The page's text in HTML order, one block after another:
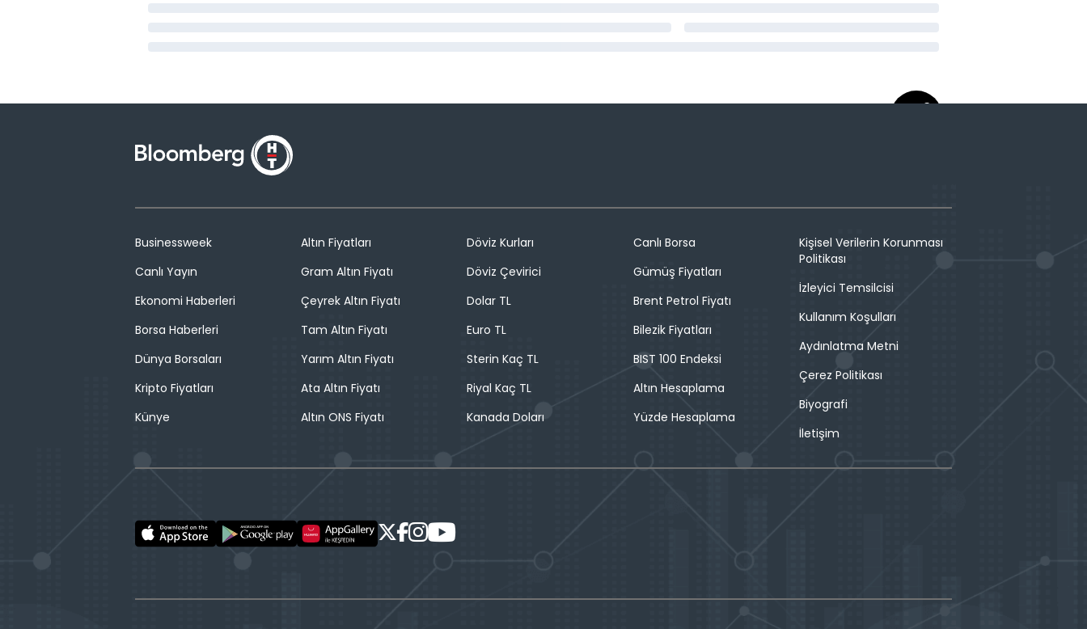
Businessweek
Canlı Yayın
Ekonomi Haberleri
Borsa Haberleri
Dünya Borsaları
Kripto Fiyatları
Künye
Altın Fiyatları
Gram Altın Fiyatı
Çeyrek Altın Fiyatı
Tam Altın Fiyatı
Yarım Altın Fiyatı
Ata Altın Fiyatı
Altın ONS Fiyatı
Döviz Kurları
Döviz Çevirici
Dolar TL
Euro TL
Sterin Kaç TL
Riyal Kaç TL
Kanada Doları
Canlı Borsa
Gümüş Fiyatları
Brent Petrol Fiyatı
Bilezik Fiyatları
BIST 100 Endeksi
Altın Hesaplama
Yüzde Hesaplama
Kişisel Verilerin Korunması
Politikası
İzleyici Temsilcisi
Kullanım Koşulları
Aydınlatma Metni
Çerez Politikası
Biyografi
İletişim